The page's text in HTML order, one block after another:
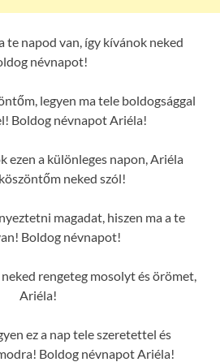
te napod van, így kívánok neked
névnapot!
legyen ma tele boldogsággal
Boldog névnapot Ariéla!
ezen a különleges napon, Ariéla
neked szól!
magadat, hiszen ma a te
Boldog névnapot!
rengeteg mosolyt és örömet,
Ariéla!
ez a nap tele szeretettel és
Boldog névnapot Ariéla!